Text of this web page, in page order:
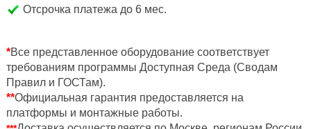
Отсрочка платежа до 6 мес.
*Все представленное оборудование соответствует
требованиям программы Доступная Среда (Сводам
Правил и ГОСТам).
**Официальная гарантия предоставляется на
платформы и монтажные работы.